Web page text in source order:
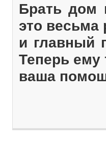
Брать дом
это весьма
и главный
Теперь ему
ваша